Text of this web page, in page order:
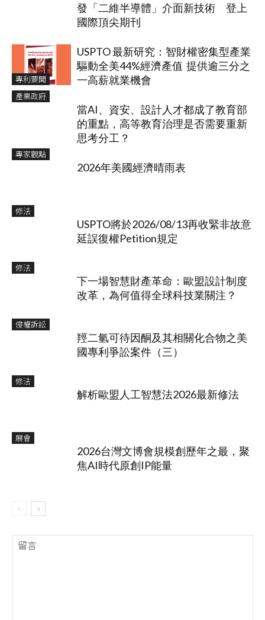
發「二維半導體」介面新技術 登上
國際頂尖期刊
專利要聞
USPTO 最新研究：智財權密集型產業
驅動全美44%經濟產值 提供逾三分之
一高薪就業機會
產業政府
當AI、資安、設計人才都成了教育部
的重點，高等教育治理是否需要重新
思考分工？
專家觀點
2026年美國經濟晴雨表
修法
USPTO將於2026/08/13再收緊非故意
延誤復權Petition規定
修法
下一場智慧財產革命：歐盟設計制度
改革，為何值得全球科技業關注？
侵權訴訟
羥二氫可待因酮及其相關化合物之美
國專利爭訟案件（三）
修法
解析歐盟人工智慧法2026最新修法
展會
2026台灣文博會規模創歷年之最，聚
焦AI時代原創IP能量